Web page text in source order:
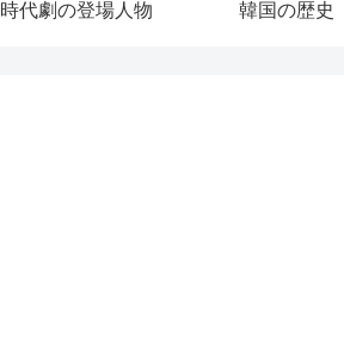
時代劇の登場人物 韓国の歴史